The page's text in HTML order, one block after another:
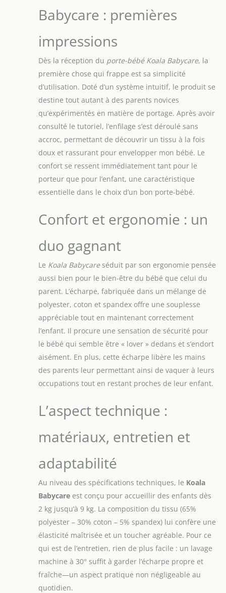
Babycare : premières
impressions
Dès la réception du porte-bébé Koala Babycare, la
première chose qui frappe est sa simplicité
d’utilisation. Doté d’un système intuitif, le produit se
destine tout autant à des parents novices
qu’expérimentés en matière de portage. Après avoir
consulté le tutoriel, l’enfilage s’est déroulé sans
accroc, permettant de découvrir un tissu à la fois
doux et rassurant pour envelopper mon bébé. Le
confort se ressent immédiatement tant pour le
porteur que pour l’enfant, une caractéristique
essentielle dans le choix d’un bon porte-bébé.
Confort et ergonomie : un
duo gagnant
Le Koala Babycareséduit par son ergonomie pensée
aussi bien pour le bien-être du bébé que celui du
parent. L’écharpe, fabriquée dans un mélange de
polyester, coton et spandex offre une souplesse
appréciable tout en maintenant correctement
l’enfant. Il procure une sensation de sécurité pour
le bébé qui semble être « lover » dedans et s’endort
aisément. En plus, cette écharpe libère les mains
des parents leur permettant ainsi de vaquer à leurs
occupations tout en restant proches de leur enfant.
L’aspect technique :
matériaux, entretien et
adaptabilité
Au niveau des spécifications techniques, le Koala
Babycare est conçu pour accueillir des enfants dès
2 kg jusqu’à 9 kg. La composition du tissu (65%
polyester – 30% coton – 5% spandex) lui confère une
élasticité maîtrisée et un toucher agréable. Pour ce
qui est de l’entretien, rien de plus facile : un lavage
machine à 30° suffit à garder l’écharpe propre et
fraîche—un aspect pratique non négligeable au
quotidien.